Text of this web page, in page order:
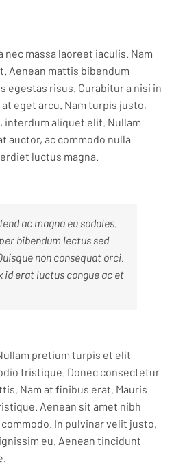
nec massa laoreet iaculis. Nam
Aenean mattis bibendum
egestas risus. Curabitur a nisi in
eget arcu. Nam turpis justo,
interdum aliquet elit. Nullam
auctor, ac commodo nulla
luctus magna.
ac magna eu sodales.
bibendum lectus sed
non consequat orci.
id erat luctus congue ac et
pretium turpis et elit
tristique. Donec consectetur
Nam at finibus erat. Mauris
Aenean sit amet nibh
In pulvinar velit justo,
eu. Aenean tincidunt